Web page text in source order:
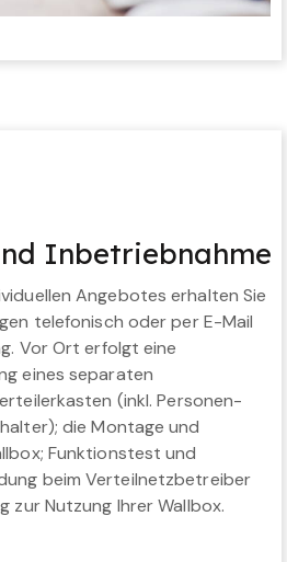
Inbetriebnahme
Angebotes erhalten Sie
telefonisch oder per E-Mail
Vor Ort erfolgt eine
eines separaten
(inkl. Personen-
die Montage und
Funktionstest und
beim Verteilnetzbetreiber
zur Nutzung Ihrer Wallbox.